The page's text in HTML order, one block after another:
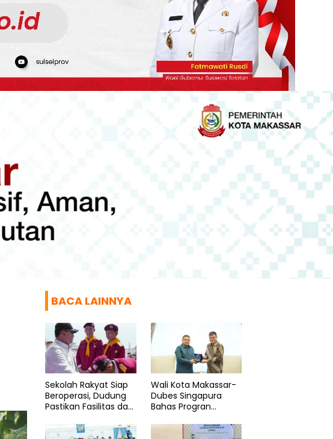
BACA LAINNYA
Sekolah Rakyat Siap
Beroperasi, Dudung
Pastikan Fasilitas dan
Wali Kota Makassar-
Dubes Singapura
Bahas Progran
ASN